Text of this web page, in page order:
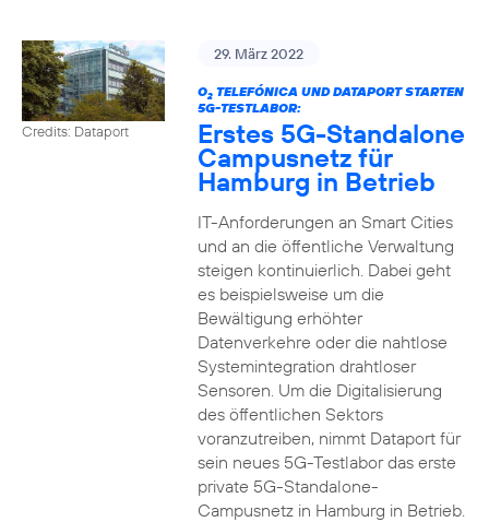
Credits: Dataport
29. März 2022
O2TELEFÓNICA UND DATAPORT STARTEN
5G-TESTLABOR:
Erstes 5G-Standalone
Campusnetz für
Hamburg in Betrieb
IT-Anforderungen an Smart Cities
und an die öffentliche Verwaltung
steigen kontinuierlich. Dabei geht
es beispielsweise um die
Bewältigung erhöhter
Datenverkehre oder die nahtlose
Systemintegration drahtloser
Sensoren. Um die Digitalisierung
des öffentlichen Sektors
voranzutreiben, nimmt Dataport für
sein neues 5G-Testlabor das erste
private 5G-Standalone-
Campusnetz in Hamburg in Betrieb.